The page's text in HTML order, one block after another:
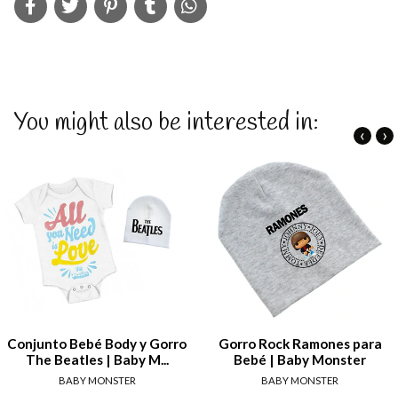
You might also be interested in:
Conjunto Bebé Body y Gorro
The Beatles | Baby M...
BABY MONSTER
Gorro Rock Ramones para
Bebé | Baby Monster
BABY MONSTER
‹ ›